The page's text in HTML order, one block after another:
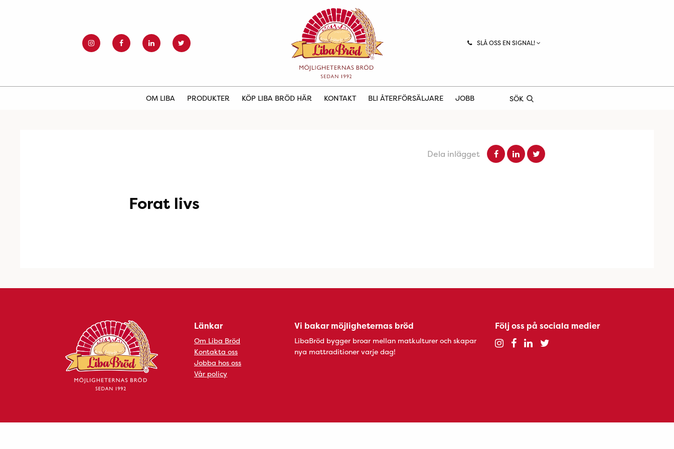
SLÅ OSS EN SIGNAL!
OM LIBA PRODUKTER KÖP LIBA BRÖD HÄR KONTAKT BLI ÅTERFÖRSÄLJARE JOBB SÖK
Dela inlägget
Forat livs
Länkar
Om Liba Bröd
Kontakta oss
Jobba hos oss
Vår policy
Vi bakar möjligheternas bröd
LibaBröd bygger broar mellan matkulturer och skapar
nya mattraditioner varje dag!
Följ oss på sociala medier